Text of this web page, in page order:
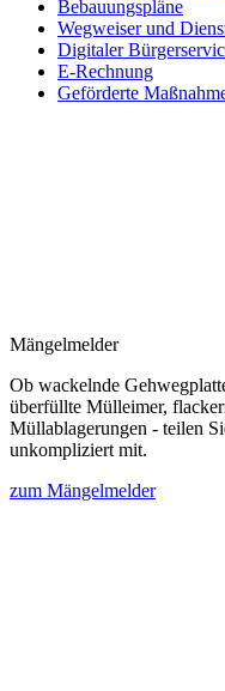
Bebauungspläne
Wegweiser und
Digitaler
E-Rechnung
Geförderte
Mängelmelder
Ob wackelnde
überfüllte Mülleimer,
Müllablagerungen - teilen
unkompliziert mit.
zum Mängelmelder